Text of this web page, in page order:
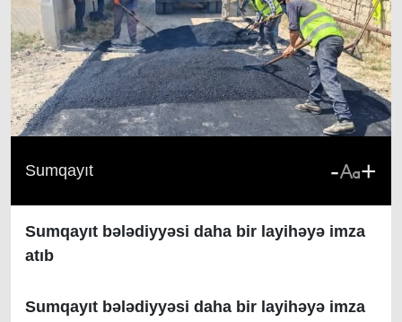
Sumqayıt - +
Sumqayıt bələdiyyəsi daha bir layihəyə imza
atıb
Sumqayıt bələdiyyəsi daha bir layihəyə imza